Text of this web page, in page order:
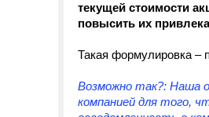
текущей стоимости
повысить их
Такая формулировка –
Возможно так?: Наша
компанией для того,